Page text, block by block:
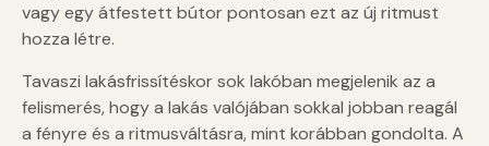
vagy egy átfestett bútor pontosan ezt az új ritmust
hozza létre.
Tavaszi lakásfrissítéskor sok lakóban megjelenik az a
felismerés, hogy a lakás valójában sokkal jobban reagál
a fényre és a ritmusváltásra, mint korábban gondolta. A